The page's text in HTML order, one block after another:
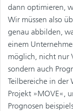
dann optimieren,
Wir müssen also
genau abbilden,
einem
möglich, nicht nur
sondern auch
Teilbereiche in der
Projekt »MOVE«,
Prognosen